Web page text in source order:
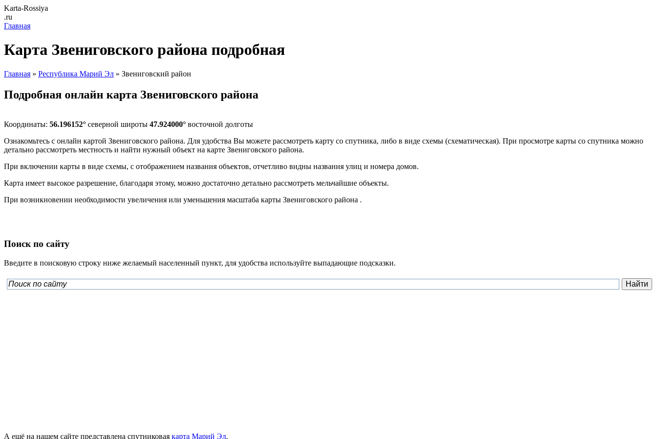
Karta-Rossiya
.ru
Главная
Карта Звениговского района подробная
Главная » Республика Марий Эл » Звениговский район
Подробная онлайн карта Звениговского района
Координаты: 56.196152° северной широты 47.924000° восточной долготы
Ознакомьтесь с онлайн картой Звениговского района. Для удобства Вы можете рассмотреть карту со спутника, либо в виде схемы (схематическая). При просмотре карты со спутника можно
детально рассмотреть местность и найти нужный объект на карте Звениговского района.
При включении карты в виде схемы, с отображением названия объектов, отчетливо видны названия улиц и номера домов.
Карта имеет высокое разрешение, благодаря этому, можно достаточно детально рассмотреть мельчайшие объекты.
При возникновении необходимости увеличения или уменьшения масштаба карты Звениговского района .
Поиск по сайту
Введите в поисковую строку ниже желаемый населенный пункт, для удобства используйте выпадающие подсказки.
А ещё на нашем сайте представлена спутниковая карта Марий Эл.